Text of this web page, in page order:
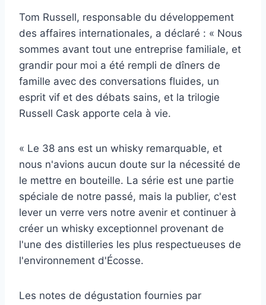
Tom Russell, responsable du développement
des affaires internationales, a déclaré : « Nous
sommes avant tout une entreprise familiale, et
grandir pour moi a été rempli de dîners de
famille avec des conversations fluides, un
esprit vif et des débats sains, et la trilogie
Russell Cask apporte cela à vie.
« Le 38 ans est un whisky remarquable, et
nous n'avions aucun doute sur la nécessité de
le mettre en bouteille. La série est une partie
spéciale de notre passé, mais la publier, c'est
lever un verre vers notre avenir et continuer à
créer un whisky exceptionnel provenant de
l'une des distilleries les plus respectueuses de
l'environnement d'Écosse.
Les notes de dégustation fournies par